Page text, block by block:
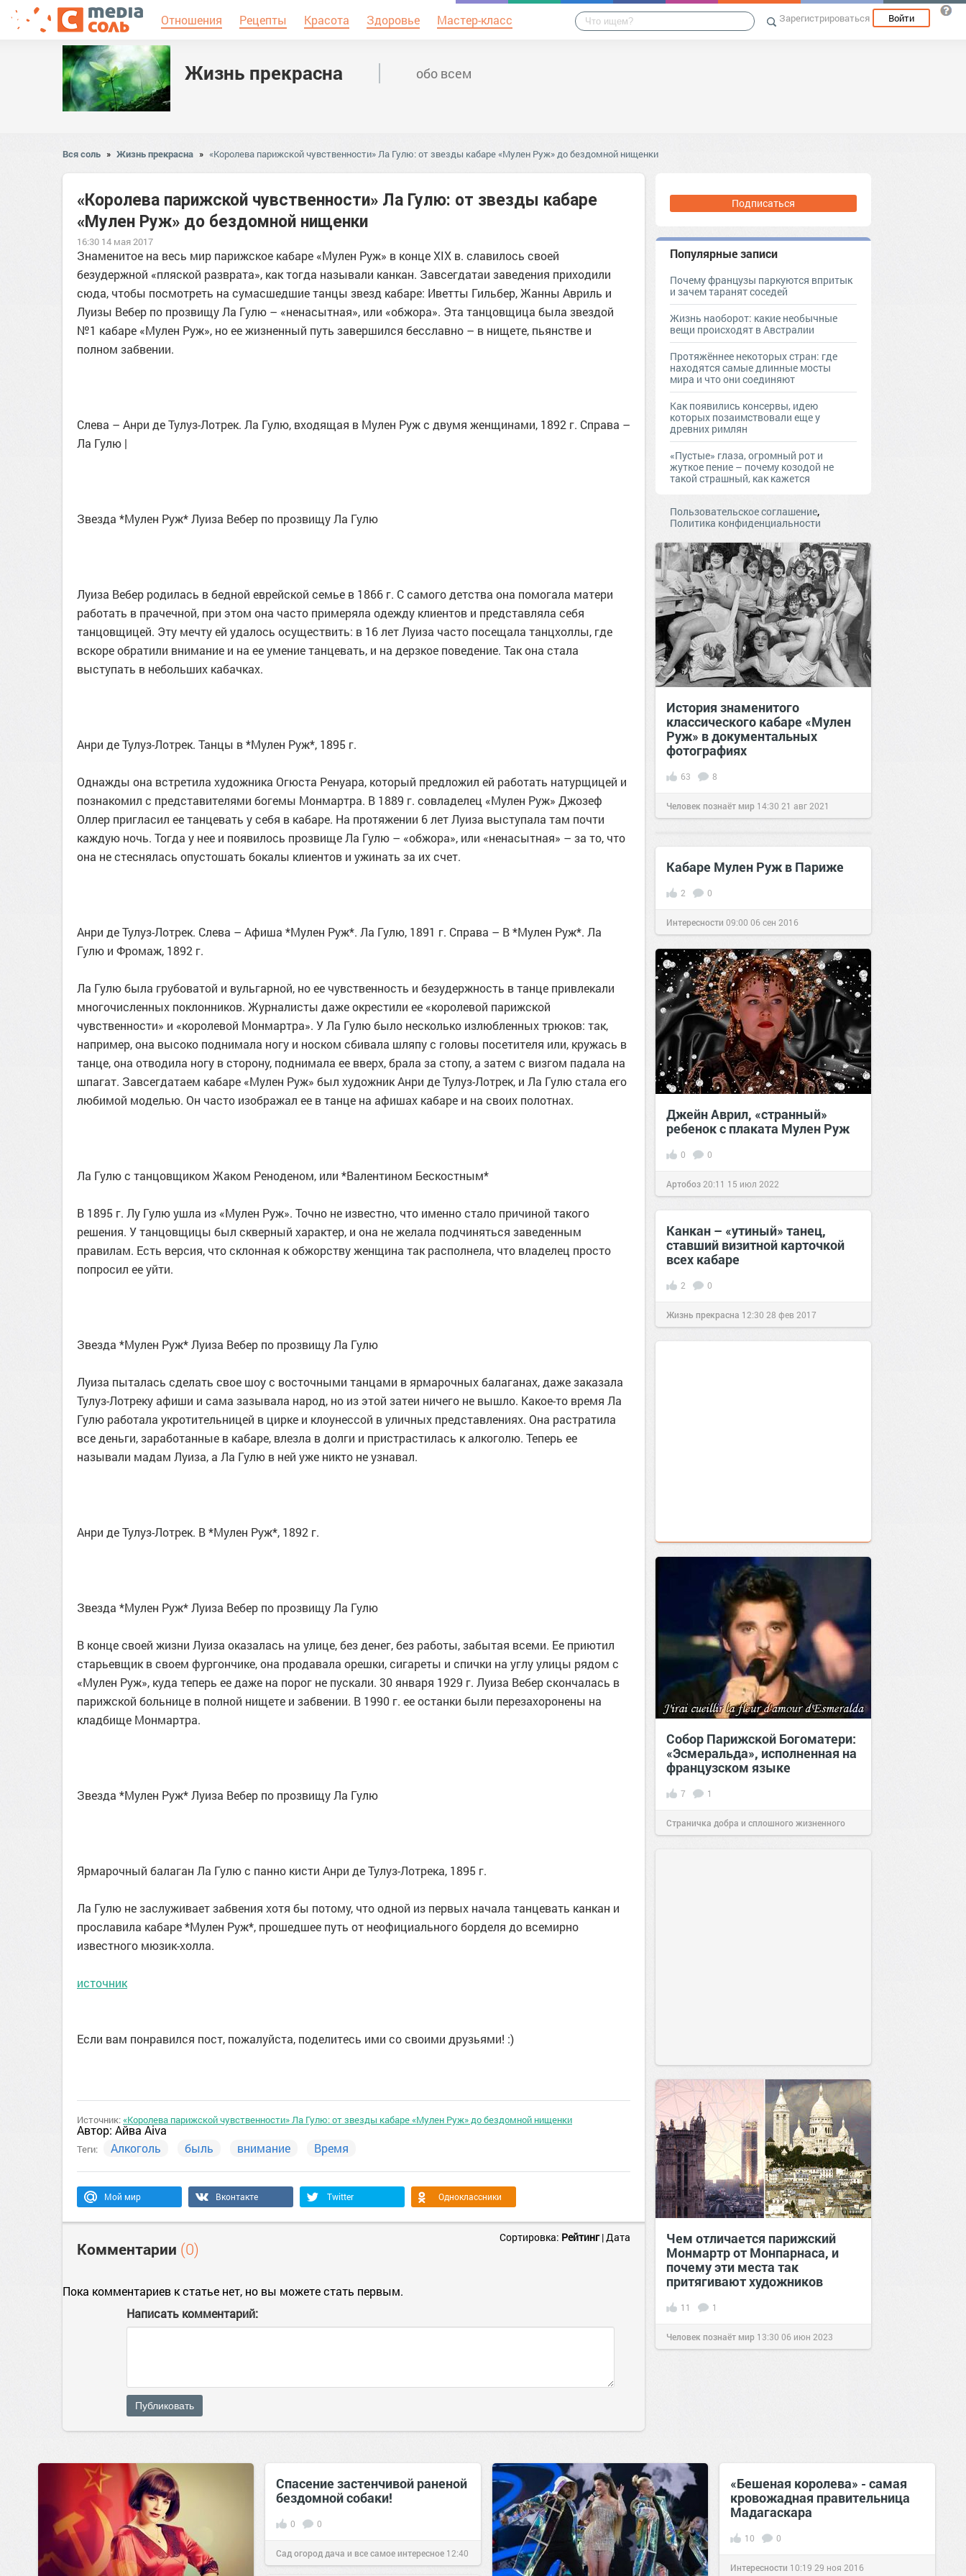
Отношения Рецепты Красота Здоровье Мастер-класс Зарегистрироваться Войти
Жизнь прекрасна обо всем
Вся соль » Жизнь прекрасна » «Королева парижской чувственности» Ла Гулю: от звезды кабаре «Мулен Руж» до бездомной нищенки
«Королева парижской чувственности» Ла Гулю: от звезды кабаре
«Мулен Руж» до бездомной нищенки
16:30 14 мая 2017
Знаменитое на весь мир парижское кабаре «Мулен Руж» в конце ХІХ в. славилось своей
безудержной «пляской разврата», как тогда называли канкан. Завсегдатаи заведения приходили
сюда, чтобы посмотреть на сумасшедшие танцы звезд кабаре: Иветты Гильбер, Жанны Авриль и
Луизы Вебер по прозвищу Ла Гулю – «ненасытная», или «обжора». Эта танцовщица была звездой
№1 кабаре «Мулен Руж», но ее жизненный путь завершился бесславно – в нищете, пьянстве и
полном забвении.
Слева – Анри де Тулуз-Лотрек. Ла Гулю, входящая в Мулен Руж с двумя женщинами, 1892 г. Справа –
Ла Гулю |
Звезда *Мулен Руж* Луиза Вебер по прозвищу Ла Гулю
Луиза Вебер родилась в бедной еврейской семье в 1866 г. С самого детства она помогала матери
работать в прачечной, при этом она часто примеряла одежду клиентов и представляла себя
танцовщицей. Эту мечту ей удалось осуществить: в 16 лет Луиза часто посещала танцхоллы, где
вскоре обратили внимание и на ее умение танцевать, и на дерзкое поведение. Так она стала
выступать в небольших кабачках.
Анри де Тулуз-Лотрек. Танцы в *Мулен Руж*, 1895 г.
Однажды она встретила художника Огюста Ренуара, который предложил ей работать натурщицей и
познакомил с представителями богемы Монмартра. В 1889 г. совладелец «Мулен Руж» Джозеф
Оллер пригласил ее танцевать у себя в кабаре. На протяжении 6 лет Луиза выступала там почти
каждую ночь. Тогда у нее и появилось прозвище Ла Гулю – «обжора», или «ненасытная» – за то, что
она не стеснялась опустошать бокалы клиентов и ужинать за их счет.
Анри де Тулуз-Лотрек. Слева – Афиша *Мулен Руж*. Ла Гулю, 1891 г. Справа – В *Мулен Руж*. Ла
Гулю и Фромаж, 1892 г.
Ла Гулю была грубоватой и вульгарной, но ее чувственность и безудержность в танце привлекали
многочисленных поклонников. Журналисты даже окрестили ее «королевой парижской
чувственности» и «королевой Монмартра». У Ла Гулю было несколько излюбленных трюков: так,
например, она высоко поднимала ногу и носком сбивала шляпу с головы посетителя или, кружась в
танце, она отводила ногу в сторону, поднимала ее вверх, брала за стопу, а затем с визгом падала на
шпагат. Завсегдатаем кабаре «Мулен Руж» был художник Анри де Тулуз-Лотрек, и Ла Гулю стала его
любимой моделью. Он часто изображал ее в танце на афишах кабаре и на своих полотнах.
Ла Гулю с танцовщиком Жаком Реноденом, или *Валентином Бескостным*
В 1895 г. Лу Гулю ушла из «Мулен Руж». Точно не известно, что именно стало причиной такого
решения. У танцовщицы был скверный характер, и она не желала подчиняться заведенным
правилам. Есть версия, что склонная к обжорству женщина так располнела, что владелец просто
попросил ее уйти.
Звезда *Мулен Руж* Луиза Вебер по прозвищу Ла Гулю
Луиза пыталась сделать свое шоу с восточными танцами в ярмарочных балаганах, даже заказала
Тулуз-Лотреку афиши и сама зазывала народ, но из этой затеи ничего не вышло. Какое-то время Ла
Гулю работала укротительницей в цирке и клоунессой в уличных представлениях. Она растратила
все деньги, заработанные в кабаре, влезла в долги и пристрастилась к алкоголю. Теперь ее
называли мадам Луиза, а Ла Гулю в ней уже никто не узнавал.
Анри де Тулуз-Лотрек. В *Мулен Руж*, 1892 г.
Звезда *Мулен Руж* Луиза Вебер по прозвищу Ла Гулю
В конце своей жизни Луиза оказалась на улице, без денег, без работы, забытая всеми. Ее приютил
старьевщик в своем фургончике, она продавала орешки, сигареты и спички на углу улицы рядом с
«Мулен Руж», куда теперь ее даже на порог не пускали. 30 января 1929 г. Луиза Вебер скончалась в
парижской больнице в полной нищете и забвении. В 1990 г. ее останки были перезахоронены на
кладбище Монмартра.
Звезда *Мулен Руж* Луиза Вебер по прозвищу Ла Гулю
Ярмарочный балаган Ла Гулю с панно кисти Анри де Тулуз-Лотрека, 1895 г.
Ла Гулю не заслуживает забвения хотя бы потому, что одной из первых начала танцевать канкан и
прославила кабаре *Мулен Руж*, прошедшее путь от неофициального борделя до всемирно
известного мюзик-холла.
источник
Если вам понравился пост, пожалуйста, поделитесь ими со своими друзьями! :)
Источник:«Королева парижской чувственности» Ла Гулю: от звезды кабаре «Мулен Руж» до бездомной нищенки
Автор: Айва Aiva
Теги: Алкоголь быль внимание Время
Мой мир Вконтакте Twitter Одноклассники
Комментарии (0)
Сортировка: Рейтинг|Дата
Пока комментариев к статье нет, но вы можете стать первым.
Написать комментарий:
Публиковать
Подписаться
Популярные записи
Почему французы паркуются впритык
и зачем таранят соседей
Жизнь наоборот: какие необычные
вещи происходят в Австралии
Протяжённее некоторых стран: где
находятся самые длинные мосты
мира и что они соединяют
Как появились консервы, идею
которых позаимствовали еще у
древних римлян
«Пустые» глаза, огромный рот и
жуткое пение – почему козодой не
такой страшный, как кажется
Пользовательское соглашение,
Политика конфиденциальности
История знаменитого
классического кабаре «Мулен
Руж» в документальных
фотографиях
63 8
Человек познаёт мир 14:30 21 авг 2021
Кабаре Мулен Руж в Париже
2 0
Интересности 09:00 06 сен 2016
Джейн Аврил, «странный»
ребенок с плаката Мулен Руж
0 0
Артобоз 20:11 15 июл 2022
Канкан – «утиный» танец,
ставший визитной карточкой
всех кабаре
2 0
Жизнь прекрасна 12:30 28 фев 2017
Собор Парижской Богоматери:
«Эсмеральда», исполненная на
французском языке
7 1
Страничка добра и сплошного жизненного
Чем отличается парижский
Монмартр от Монпарнаса, и
почему эти места так
притягивают художников
11 1
Человек познаёт мир 13:30 06 июн 2023
Спасение застенчивой раненой
бездомной собаки!
0 0
Сад огород дача и все самое интересное 12:40
«Бешеная королева» - самая
кровожадная правительница
Мадагаскара
10 0
Интересности 10:19 29 ноя 2016